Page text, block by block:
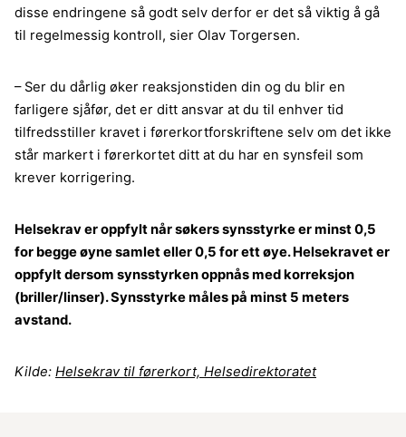
disse endringene så godt selv derfor er det så viktig å gå
til regelmessig kontroll, sier Olav Torgersen.
– Ser du dårlig øker reaksjonstiden din og du blir en
farligere sjåfør, det er ditt ansvar at du til enhver tid
tilfredsstiller kravet i førerkortforskriftene selv om det ikke
står markert i førerkortet ditt at du har en synsfeil som
krever korrigering.
Helsekrav er oppfylt når søkers synsstyrke er minst 0,5
for begge øyne samlet eller 0,5 for ett øye. Helsekravet er
oppfylt dersom synsstyrken oppnås med korreksjon
(briller/linser). Synsstyrke måles på minst 5 meters
avstand.
Kilde: Helsekrav til førerkort, Helsedirektoratet